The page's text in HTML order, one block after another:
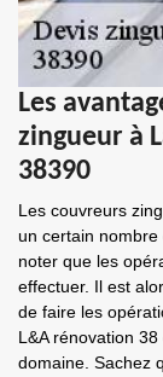
Les
zingueur à
38390
Les couvreurs
un certain
noter que les
effectuer. Il est
de faire les
L&A rénovation
domaine. Sachez